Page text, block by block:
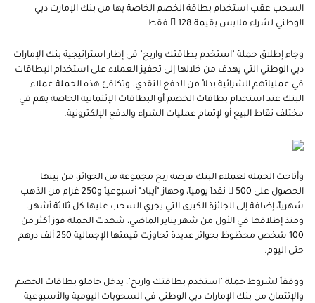
السحب عقب استخدام بطاقة الخصم الخاصة بها من بنك الإمارت دبي
الوطني لشراء ملابس بقيمة 128  فقط.
وجاء إطلاق حملة "استخدم بطاقتك واربح" في إطار استراتيجية بنك الإمارات
دبي الوطني التي يهدف من خلالها إلى تحفيز العملاء على استخدام البطاقات
في عملياتهم الشرائية بدلاً من الدفع النقدي. وتكافئ هذه الحملة عملاء
البنك عند استخدام بطاقات الخصم أو البطاقات الإئتمانية الخاصة بهم في
مختلف نقاط البيع أو لإتمام عمليات الشراء والدفع الإلكترونية.
وأتاحت الحملة لعملاء البنك فرصة ربح مجموعة من الجوائز، من بينها
الحصول على 500  نقداً يومياً، وجهاز "آيباد" أسبوعياً و250 غرام من الذهب
شهرياً، إضافة إلى الجائزة الكبرى التي يجري السحب عليها كل ثلاثة أشهر.
ومنذ إطلاقها في الأول من شهر يناير الماضي، شهدت الحملة فوز أكثر من
100 شخص محظوظ بجوائز عديدة تجاوزت قيمتها الإجمالية 250 ألف درهم
حتى اليوم.
ووفقاً لشروط حملة "استخدم بطاقتك واربح"، يدخل حاملو بطاقات الخصم
والإئتمان من بنك الإمارات دبي الوطني في السحوبات اليومية والأسبوعية